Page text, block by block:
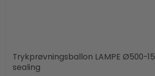
Trykprøvningsballon LAMPE Ø500-
sealing